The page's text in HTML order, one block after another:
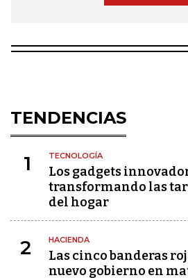
TENDENCIAS
1 TECNOLOGÍA
Los gadgets
transformando las
del hogar
2 HACIENDA
Las cinco banderas
nuevo gobierno en